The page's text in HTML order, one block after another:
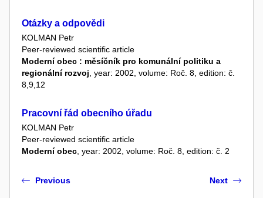
Otázky a odpovědi
KOLMAN Petr
Peer-reviewed scientific article
Moderní obec : měsíčník pro komunální politiku a
regionální rozvoj , year: 2002, volume: Roč. 8, edition: č.
8,9,12
Pracovní řád obecního úřadu
KOLMAN Petr
Peer-reviewed scientific article
Moderní obec , year: 2002, volume: Roč. 8, edition: č. 2
Previous Next